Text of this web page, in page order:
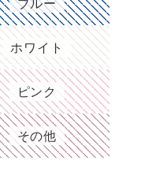
ホワイト
ピンク
その他